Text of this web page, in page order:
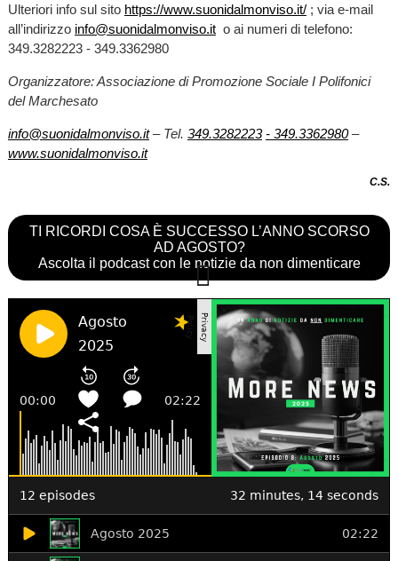
Ulteriori info sul sito https://www.suonidalmonviso.it/; via e-mail
all’indirizzo info@suonidalmonviso.ito ai numeri di telefono:
349.3282223 - 349.3362980
Organizzatore: Associazione di Promozione Sociale I Polifonici
del Marchesato
info@suonidalmonviso.it– Tel. 349.3282223 - 349.3362980–
www.suonidalmonviso.it
C.S.
TI RICORDI COSA È SUCCESSO L’ANNO SCORSO
AD AGOSTO?
Ascolta il podcast con le notizie da non dimenticare